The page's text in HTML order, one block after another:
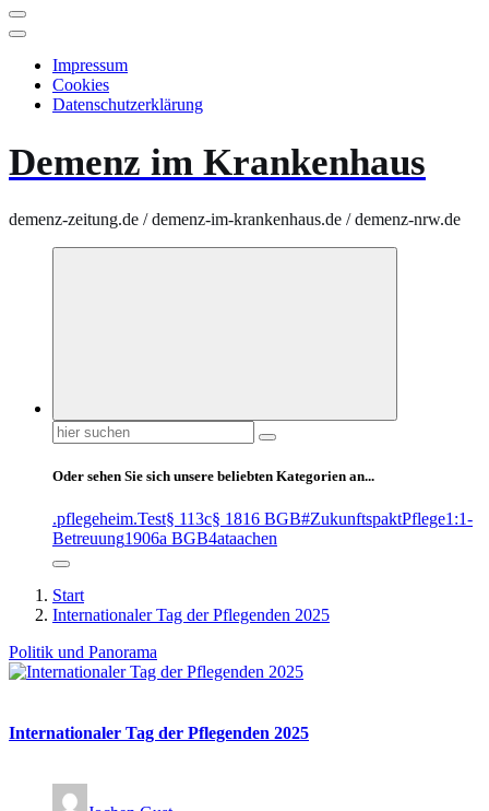
Impressum
Cookies
Datenschutzerklärung
Demenz im Krankenhaus
demenz-zeitung.de / demenz-im-krankenhaus.de / demenz-nrw.de
Suchen
nach:
Oder sehen Sie sich unsere beliebten Kategorien an...
.pflegeheim.Test§ 113c§ 1816 BGB#ZukunftspaktPflege1:1-
Betreuung1906a BGB4ataachen
Start
Internationaler Tag der Pflegenden 2025
Politik und Panorama
Internationaler Tag der Pflegenden 2025